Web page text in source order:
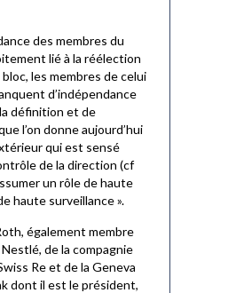
des membres du
lié à la réélection
les membres de celui
d’indépendance
définition et de
l’on donne aujourd’hui
qui est sensé
de la direction (cf
un rôle de haute
haute surveillance ».
également membre
de la compagnie
Re et de la Geneva
dont il est le président,